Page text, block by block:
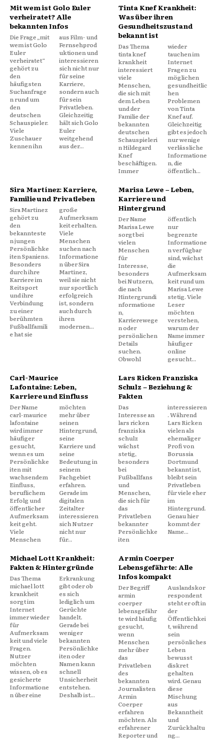
Mit wem ist Golo Euler
verheiratet? Alle
bekannten Infos
Die Frage „mit
wem ist Golo
Euler
verheiratet“
gehört zu
den
häufigsten
Suchanfrage
n rund um
den
deutschen
Schauspieler.
Viele
Zuschauer
kennen ihn
aus Film- und
Fernsehprod
uktionen und
interessieren
sich nicht nur
für seine
Karriere,
sondern auch
für sein
Privatleben.
Gleichzeitig
hält sich Golo
Euler
weitgehend
aus der...
Tinta Knef Krankheit:
Was über ihren
Gesundheitszustand
bekannt ist
Das Thema
tinta knef
krankheit
interessiert
viele
Menschen,
die sich mit
dem Leben
und der
Familie der
bekannten
deutschen
Schauspieleri
n Hildegard
Knef
beschäftigen.
Immer
wieder
tauchen im
Internet
Fragen zu
möglichen
gesundheitlic
hen
Problemen
von Tinta
Knef auf.
Gleichzeitig
gibt es jedoch
nur wenige
verlässliche
Informatione
n, die
öffentlich...
Sira Martínez: Karriere,
Familie und Privatleben
Sira Martínez
gehört zu
den
bekannteste
n jungen
Persönlichke
iten Spaniens.
Besonders
durch ihre
Karriere im
Reitsport
und ihre
Verbindung
zu einer
berühmten
Fußballfamili
e hat sie
große
Aufmerksam
keit erhalten.
Viele
Menschen
suchen nach
Informatione
n über Sira
Martínez,
weil sie nicht
nur sportlich
erfolgreich
ist, sondern
auch durch
ihren
modernen...
Marisa Lewe – Leben,
Karriere und
Hintergrund
Der Name
Marisa Lewe
sorgt bei
vielen
Menschen
für
Interesse,
besonders
bei Nutzern,
die nach
Hintergrundi
nformatione
n,
Karrierewege
n oder
persönlichen
Details
suchen.
Obwohl
öffentlich
nur
begrenzte
Informatione
n verfügbar
sind, wächst
die
Aufmerksam
keit rund um
Marisa Lewe
stetig. Viele
Leser
möchten
verstehen,
warum der
Name immer
häufiger
online
gesucht...
Carl-Maurice
Lafontaine: Leben,
Karriere und Einfluss
Der Name
carl-maurice
lafontaine
wird immer
häufiger
gesucht,
wenn es um
Persönlichke
iten mit
wachsendem
Einfluss,
beruflichem
Erfolg und
öffentlicher
Aufmerksam
keit geht.
Viele
Menschen
möchten
mehr über
seinen
Hintergrund,
seine
Karriere und
seine
Bedeutung in
seinem
Fachgebiet
erfahren.
Gerade im
digitalen
Zeitalter
interessieren
sich Nutzer
nicht nur
für...
Lars Ricken Franziska
Schulz – Beziehung &
Fakten
Das
Interesse an
lars ricken
franziska
schulz
wächst
stetig,
besonders
bei
Fußballfans
und
Menschen,
die sich für
das
Privatleben
bekannter
Persönlichke
iten
interessieren
. Während
Lars Ricken
vielen als
ehemaliger
Profi von
Borussia
Dortmund
bekannt ist,
bleibt sein
Privatleben
für viele eher
im
Hintergrund.
Genau hier
kommt der
Name...
Michael Lott Krankheit:
Fakten & Hintergründe
Das Thema
michael lott
krankheit
sorgt im
Internet
immer wieder
für
Aufmerksam
keit und viele
Fragen.
Nutzer
möchten
wissen, ob es
gesicherte
Informatione
n über eine
Erkrankung
gibt oder ob
es sich
lediglich um
Gerüchte
handelt.
Gerade bei
weniger
bekannten
Persönlichke
iten oder
Namen kann
schnell
Unsicherheit
entstehen.
Deshalb ist...
Armin Coerper
Lebensgefährte: Alle
Infos kompakt
Der Begriff
armin
coerper
lebensgefähr
te wird häufig
gesucht,
wenn
Menschen
mehr über
das
Privatleben
des
bekannten
Journalisten
Armin
Coerper
erfahren
möchten. Als
erfahrener
Reporter und
Auslandskor
respondent
steht er oft in
der
Öffentlichkei
t, während
sein
persönliches
Leben
bewusst
diskret
gehalten
wird. Genau
diese
Mischung
aus
Bekanntheit
und
Zurückhaltu
ng...